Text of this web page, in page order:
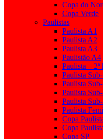
Copa do
Copa Verde
Paulistas
Paulista A1
Paulista A2
Paulista A3
Paulistão A4
Paulista –
Paulista
Paulista
Paulista
Paulista
Paulista
Copa
Copa
Copa SP